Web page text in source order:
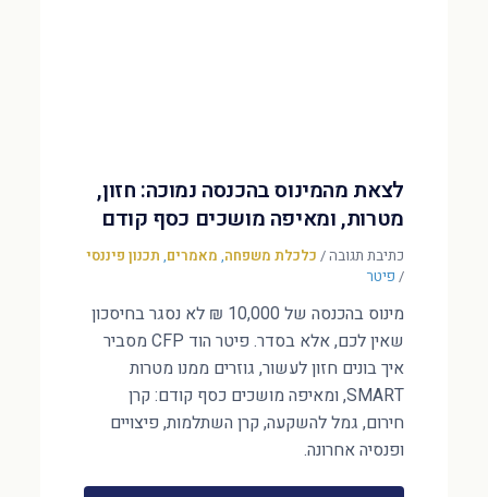
לצאת מהמינוס בהכנסה נמוכה: חזון,
מטרות, ומאיפה מושכים כסף קודם
כתיבת תגובה/ כלכלת משפחה, מאמרים, תכנון פיננסי
/ פיטר
מינוס בהכנסה של 10,000 ₪ לא נסגר בחיסכון
שאין לכם, אלא בסדר. פיטר הוד CFP מסביר
איך בונים חזון לעשור, גוזרים ממנו מטרות
SMART, ומאיפה מושכים כסף קודם: קרן
חירום, גמל להשקעה, קרן השתלמות, פיצויים
ופנסיה אחרונה.